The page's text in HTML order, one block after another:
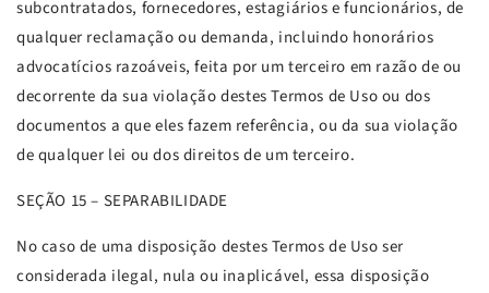
subcontratados, fornecedores, estagiários e funcionários, de
qualquer reclamação ou demanda, incluindo honorários
advocatícios razoáveis, feita por um terceiro em razão de ou
decorrente da sua violação destes Termos de Uso ou dos
documentos a que eles fazem referência, ou da sua violação
de qualquer lei ou dos direitos de um terceiro.
SEÇÃO 15 – SEPARABILIDADE
No caso de uma disposição destes Termos de Uso ser
considerada ilegal, nula ou inaplicável, essa disposição